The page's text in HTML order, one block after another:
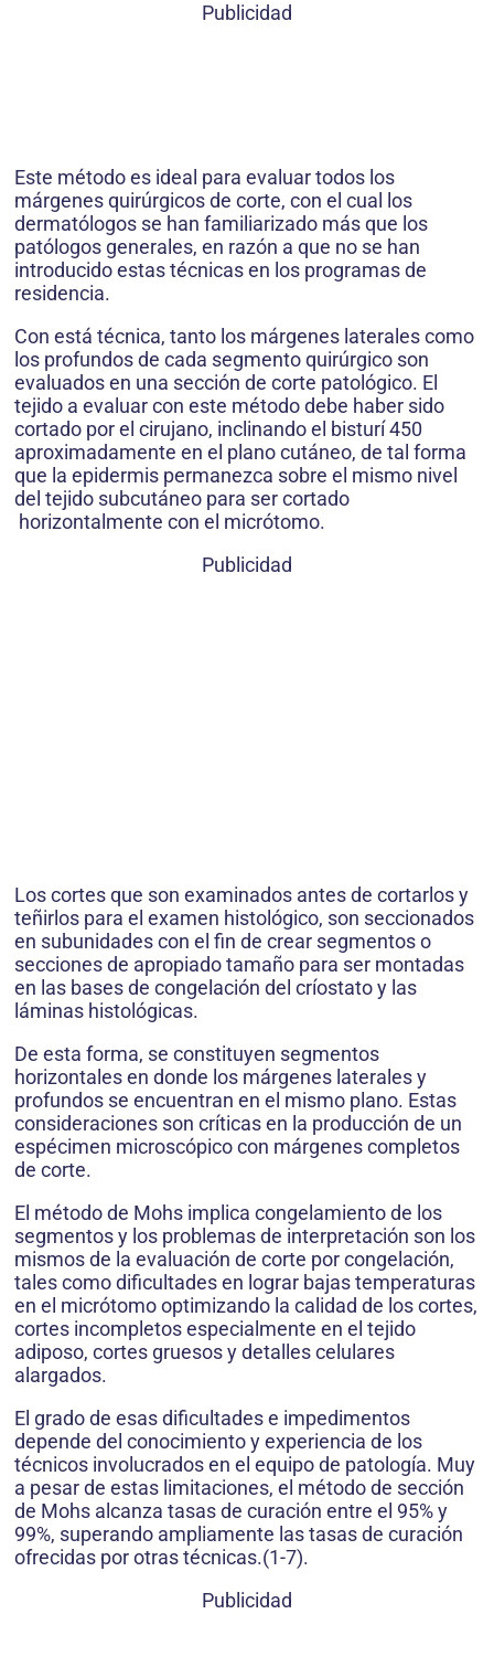
Publicidad
Este método es ideal para evaluar todos los
márgenes quirúrgicos de corte, con el cual los
dermatólogos se han familiarizado más que los
patólogos generales, en razón a que no se han
introducido estas técnicas en los programas de
residencia.
Con está técnica, tanto los márgenes laterales como
los profundos de cada segmento quirúrgico son
evaluados en una sección de corte patológico. El
tejido a evaluar con este método debe haber sido
cortado por el cirujano, inclinando el bisturí 450
aproximadamente en el plano cutáneo, de tal forma
que la epidermis permanezca sobre el mismo nivel
del tejido subcutáneo para ser cortado
horizontalmente con el micrótomo.
Publicidad
Los cortes que son examinados antes de cortarlos y
teñirlos para el examen histológico, son seccionados
en subuni­dades con el fin de crear segmentos o
secciones de apropiado tamaño para ser montadas
en las bases de congelación del críostato y las
láminas histoló­gicas.
De esta forma, se constituyen segmentos
horizontales en donde los márgenes laterales y
profundos se encuentran en el mismo plano. Estas
consideraciones son críticas en la producción de un
espécimen microscópico con márgenes completos
de corte.
El método de Mohs implica congelamiento de los
segmentos y los problemas de interpretación son los
mismos de la evaluación de corte por con­gelación,
tales como dificultades en lograr bajas temperaturas
en el micrótomo optimizando la calidad de los cortes,
cortes incompletos especialmente en el tejido
adiposo, cortes gruesos y detalles celulares
alargados.
El grado de esas dificultades e impedimentos
depende del conocimiento y experiencia de los
técnicos involucrados en el equipo de patología. Muy
a pesar de estas limitaciones, el método de sección
de Mohs alcanza tasas de curación entre el 95% y
99%, superando ampliamente las tasas de curación
ofrecidas por otras técnicas.(1-7).
Publicidad